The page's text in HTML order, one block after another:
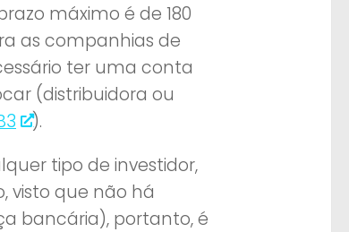
máximo é de 180
as companhias de
ter uma conta
(distribuidora ou
).
tipo de investidor,
visto que não há
bancária), portanto, é